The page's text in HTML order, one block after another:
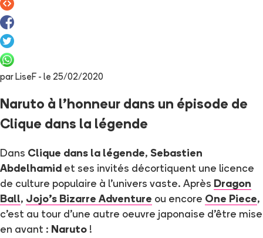
par LiseF - le 25/02/2020
Naruto à l'honneur dans un épisode de
Clique dans la légende
Dans Clique dans la légende, Sebastien
Abdelhamid et ses invités décortiquent une licence
de culture populaire à l'univers vaste. Après Dragon
Ball, Jojo's Bizarre Adventure ou encore One Piece,
c'est au tour d'une autre oeuvre japonaise d'être mise
en avant : Naruto !